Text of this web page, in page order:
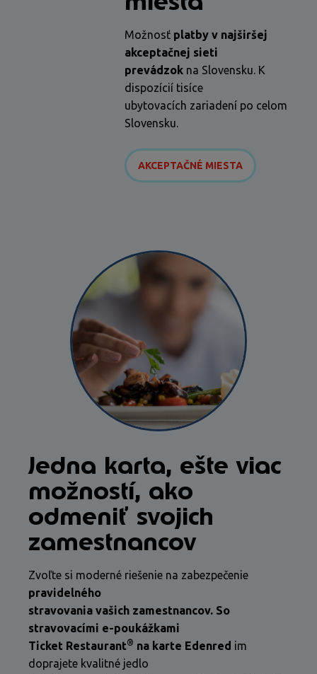
Možnosť platby v najširšej
akceptačnej sieti
prevádzokna Slovensku. K
dispozícií tisíce
ubytovacích zariadení po celom
Slovensku.
AKCEPTAČNÉ MIESTA
Jedna karta, ešte viac
možností, ako
odmeniť svojich
zamestnancov
Zvoľte si moderné riešenie na zabezpečenie
pravidelného
stravovania vašich zamestnancov. So
stravovacími e-poukážkami
Ticket Restaurant® na karte Edenred im
doprajete kvalitné jedlo